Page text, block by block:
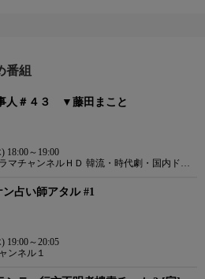
番組
人＃４３ ▼藤田まこと
18:00～19:00
マチャンネルＨＤ 韓流・時代劇・国内ドラ
占い師アタル #1
19:00～20:05
ンネル１